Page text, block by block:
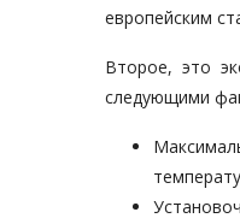
европейским
Второе, это
следующими